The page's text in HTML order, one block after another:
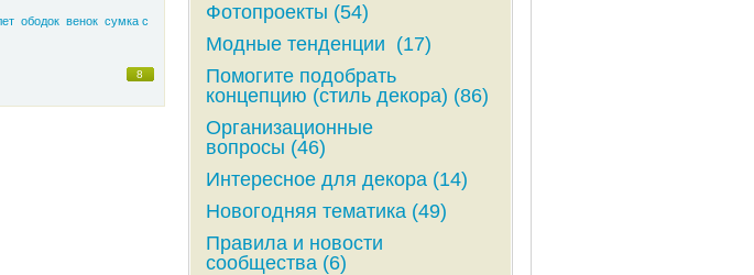
ободок венок сумка с
8
Фотопроекты (54)
Модные тенденции (17)
Помогите подобрать
концепцию (стиль декора) (86)
Организационные
вопросы (46)
Интересное для декора (14)
Новогодняя тематика (49)
Правила и новости
сообщества (6)